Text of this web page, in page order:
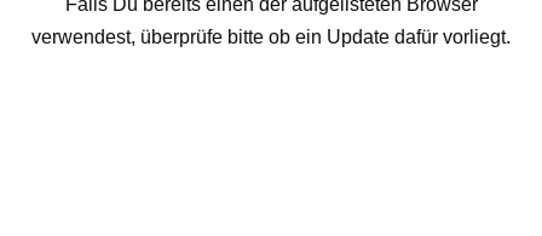
verwendest, überprüfe bitte ob ein Update dafür vorliegt.